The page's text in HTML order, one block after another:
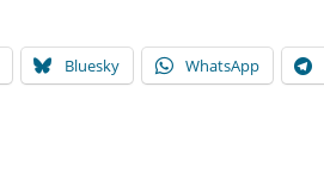
Bluesky WhatsApp